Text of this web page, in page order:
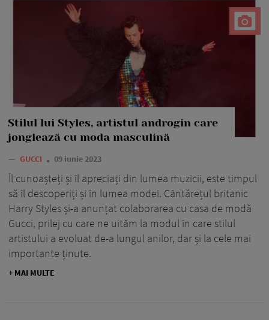
Stilul lui Styles, artistul androgin care
jonglează cu moda masculină
— GUCCI 09 iunie 2023
Îl cunoașteți și îl apreciați din lumea muzicii, este timpul
să îl descoperiți și în lumea modei. Cântărețul britanic
Harry Styles și-a anunțat colaborarea cu casa de modă
Gucci, prilej cu care ne uităm la modul în care stilul
artistului a evoluat de-a lungul anilor, dar și la cele mai
importante ținute.
+ MAI MULTE